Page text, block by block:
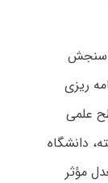
سنجش
ریزی
علمی
دانشگاه
مؤثر